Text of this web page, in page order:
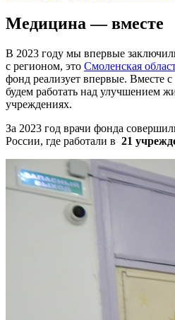
Медицина — вместе
В 2023 году мы впервые
с регионом, это Смоленская
фонд реализует впервые. Вместе
будем работать над улучшением
учреждениях.
За 2023 год врачи фонда
России, где работали в 21